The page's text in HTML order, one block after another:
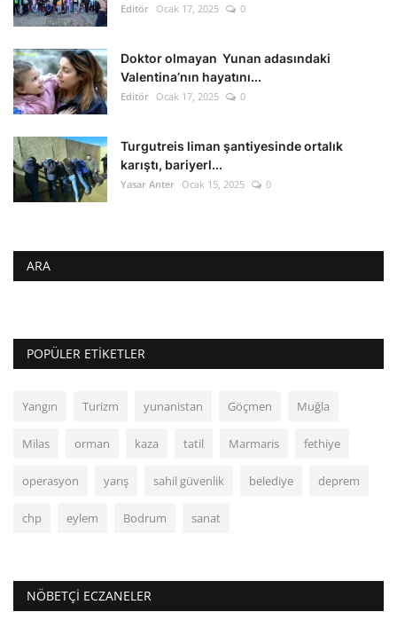
Editör Ocak 17, 2025 0
Doktor olmayan Yunan adasındaki
Valentina’nın hayatını...
Editör Ocak 17, 2025 0
Turgutreis liman şantiyesinde ortalık
karıştı, bariyerl...
Yasar Anter Ocak 15, 2025 0
ARA
POPÜLER ETIKETLER
Yangın Turizm yunanistan Göçmen Muğla
Milas orman kaza tatil Marmaris fethiye
operasyon yarış sahil güvenlik belediye deprem
chp eylem Bodrum sanat
NÖBETÇI ECZANELER